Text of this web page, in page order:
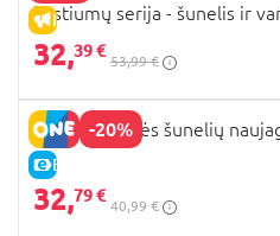
IŠPARDAVIMAS
kostiumų serija - šunelis ir
32,39 €
53,99 €
-20%
E-KAINA
BARBIE Barbės šunelių
32,79 €
40,99 €